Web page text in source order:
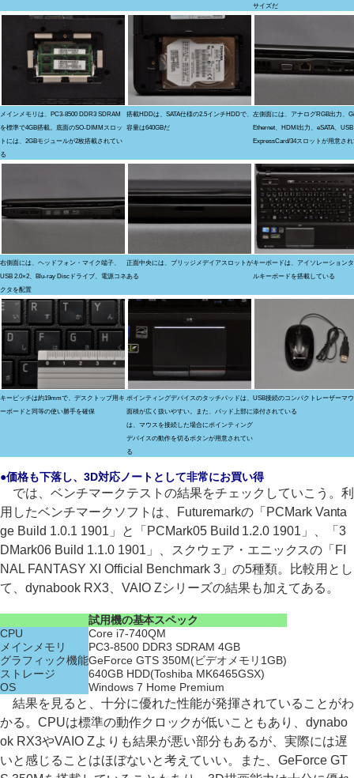
サイズだ
メインメモリは、PC3-8500 DDR3 SDRAM
を標準で4GB搭載。底面のSO-DIMMスロッ
トには、2GBモジュールが2枚搭載されてい
る
搭載HDDは、SATA仕様の2.5インチHDDで、
容量は640GBだ
左側面には、アナログRGB出力、
Ethernet、HDMI出力、eSATA、
ExpressCard/34スロットが用意さ
右側面には、ヘッドフォン・マイク端子、
USB 2.0×2、Blu-ray Discドライブ、電源コネ
クタを配置
正面中央には、ブリッジメデイアスロットが
ある
キーボードは、アイソレーション
ルキーボードを搭載している
キーピッチは約19mmで、デスクトップ用キ
ーボードと同等の使い勝手を確保
ポインティングデバイスのタッチパッドは、
面積が広く扱いやすい。また、パッド上部に
は、マウスを接続した場合にポインティング
デバイスの動作を切るボタンが用意されてい
る
USB接続のコンパクトレーザーマ
添付されている
●価格も下落し、3D対応ノートとして非常にお買い得
では、ベンチマークテストの結果をチェックしていこう。利
用したベンチマークソフトは、Futuremarkの「PCMark Vanta
ge Build 1.0.1 1901」と「PCMark05 Build 1.2.0 1901」、「3
DMark06 Build 1.1.0 1901」、スクウェア・エニックスの「FI
NAL FANTASY XI Official Benchmark 3」の5種類。比較用とし
て、dynabook RX3、VAIO Zシリーズの結果も加えてある。
試用機の基本スペック
CPU
Core i7-740QM
メインメモリ
PC3-8500 DDR3 SDRAM 4GB
グラフィック機能GeForce GTS 350M(ビデオメモリ1GB)
ストレージ
640GB HDD(Toshiba MK6465GSX)
OS
Windows 7 Home Premium
結果を見ると、十分に優れた性能が発揮されていることがわ
かる。CPUは標準の動作クロックが低いこともあり、dynabo
ok RX3やVAIO Zよりも結果が悪い部分もあるが、実際には遅
いと感じることはほぼないと考えていい。また、GeForce GT